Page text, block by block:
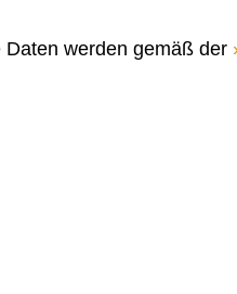
werden gemäß der